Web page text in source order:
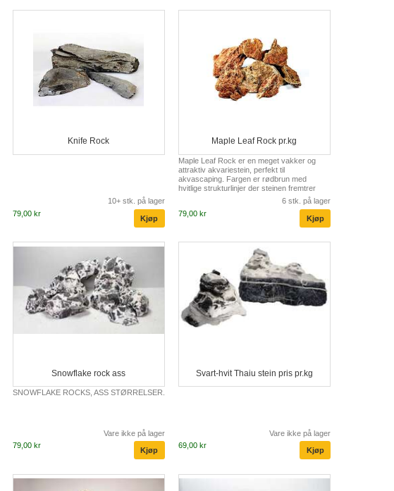
Knife Rock
10+ stk. på lager
79,00 kr
Maple Leaf Rock pr.kg
Maple Leaf Rock er en meget vakker og
attraktiv akvariestein, perfekt til
akvascaping. Fargen er rødbrun med
hvitlige strukturlinjer der steinen fremtrer
som en slags spindelvevskonstruksjon eller
lagvis med løv. Steinen inneholder noe kalk
slik at en lett forhøyning av pH må
påregnes. pH økningen holdes i sjakk ved
iøyenfallende og pen akvariestein Perfekt til
6 stk. på lager
79,00 kr
Snowflake rock ass
SNOWFLAKE ROCKS, ASS STØRRELSER.
Vare ikke på lager
79,00 kr
Svart-hvit Thaiu stein pris pr.kg
Vare ikke på lager
69,00 kr